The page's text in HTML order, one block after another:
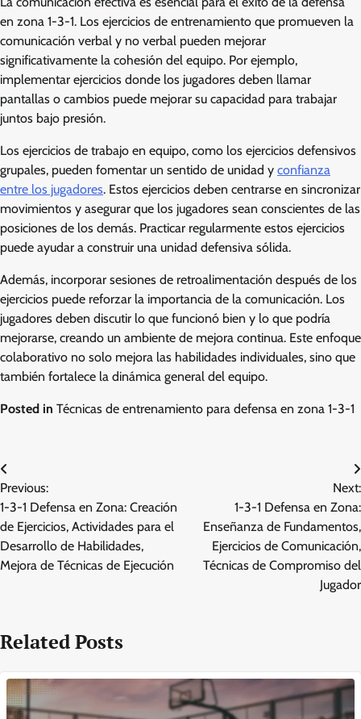
en zona 1-3-1. Los ejercicios de entrenamiento que promueven la
comunicación verbal y no verbal pueden mejorar
significativamente la cohesión del equipo. Por ejemplo,
implementar ejercicios donde los jugadores deben llamar
pantallas o cambios puede mejorar su capacidad para trabajar
juntos bajo presión.
Los ejercicios de trabajo en equipo, como los ejercicios defensivos
grupales, pueden fomentar un sentido de unidad y confianza
entre los jugadores. Estos ejercicios deben centrarse en sincronizar
movimientos y asegurar que los jugadores sean conscientes de las
posiciones de los demás. Practicar regularmente estos ejercicios
puede ayudar a construir una unidad defensiva sólida.
Además, incorporar sesiones de retroalimentación después de los
ejercicios puede reforzar la importancia de la comunicación. Los
jugadores deben discutir lo que funcionó bien y lo que podría
mejorarse, creando un ambiente de mejora continua. Este enfoque
colaborativo no solo mejora las habilidades individuales, sino que
también fortalece la dinámica general del equipo.
Posted in Técnicas de entrenamiento para defensa en zona 1-3-1
Post
navigation
Previous:
1-3-1 Defensa en Zona: Creación
de Ejercicios, Actividades para el
Desarrollo de Habilidades,
Mejora de Técnicas de Ejecución
Next:
1-3-1 Defensa en Zona:
Enseñanza de Fundamentos,
Ejercicios de Comunicación,
Técnicas de Compromiso del
Jugador
Related Posts